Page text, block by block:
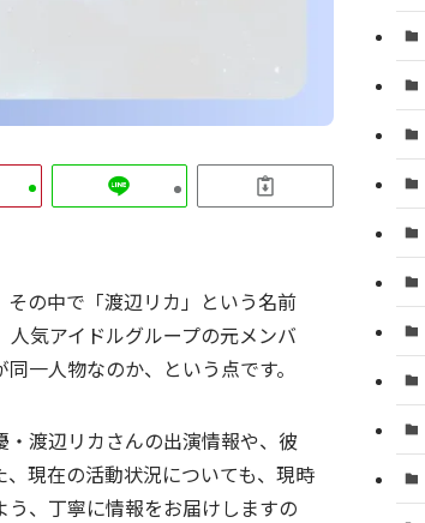
その中で「渡辺リカ」という名前
気アイドルグループの元メンバ
一人物なのか、という点です。
渡辺リカさんの出演情報や、彼
現在の活動状況についても、現時
、丁寧に情報をお届けしますの